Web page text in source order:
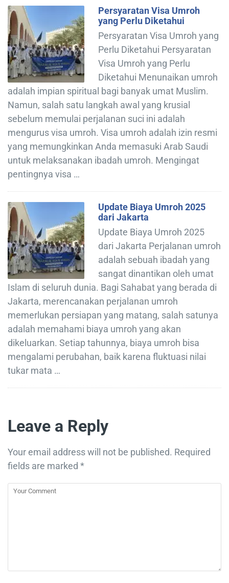
Persyaratan Visa Umroh
yang Perlu Diketahui
Persyaratan Visa Umroh yang
Perlu Diketahui Persyaratan
Visa Umroh yang Perlu
Diketahui Menunaikan umroh
adalah impian spiritual bagi banyak umat Muslim.
Namun, salah satu langkah awal yang krusial
sebelum memulai perjalanan suci ini adalah
mengurus visa umroh. Visa umroh adalah izin resmi
yang memungkinkan Anda memasuki Arab Saudi
untuk melaksanakan ibadah umroh. Mengingat
pentingnya visa …
Update Biaya Umroh 2025
dari Jakarta
Update Biaya Umroh 2025
dari Jakarta Perjalanan umroh
adalah sebuah ibadah yang
sangat dinantikan oleh umat
Islam di seluruh dunia. Bagi Sahabat yang berada di
Jakarta, merencanakan perjalanan umroh
memerlukan persiapan yang matang, salah satunya
adalah memahami biaya umroh yang akan
dikeluarkan. Setiap tahunnya, biaya umroh bisa
mengalami perubahan, baik karena fluktuasi nilai
tukar mata …
Leave a Reply
Your email address will not be published. Required
fields are marked *